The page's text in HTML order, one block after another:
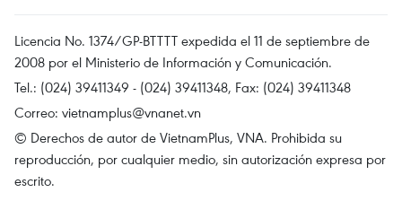
Licencia No. 1374/GP-BTTTT expedida el 11 de septiembre de
2008 por el Ministerio de Información y Comunicación.
Tel.: (024) 39411349 - (024) 39411348, Fax: (024) 39411348
Correo: vietnamplus@vnanet.vn
© Derechos de autor de VietnamPlus, VNA. Prohibida su
reproducción, por cualquier medio, sin autorización expresa por
escrito.